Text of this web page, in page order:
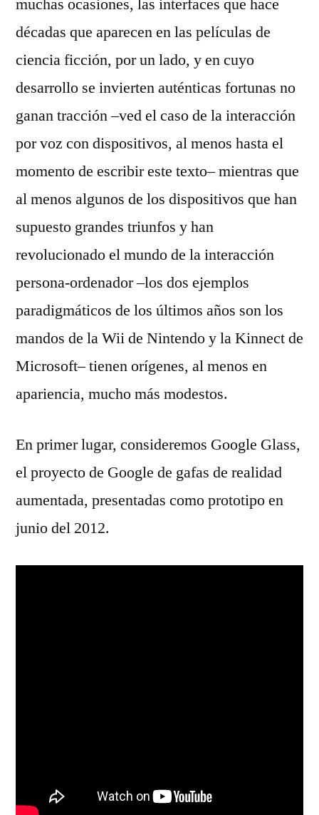
muchas ocasiones, las interfaces que hace
décadas que aparecen en las películas de
ciencia ficción, por un lado, y en cuyo
desarrollo se invierten auténticas fortunas no
ganan tracción –ved el caso de la interacción
por voz con dispositivos, al menos hasta el
momento de escribir este texto– mientras que
al menos algunos de los dispositivos que han
supuesto grandes triunfos y han
revolucionado el mundo de la interacción
persona-ordenador –los dos ejemplos
paradigmáticos de los últimos años son los
mandos de la Wii de Nintendo y la Kinnect de
Microsoft– tienen orígenes, al menos en
apariencia, mucho más modestos.
En primer lugar, consideremos Google Glass,
el proyecto de Google de gafas de realidad
aumentada, presentadas como prototipo en
junio del 2012.